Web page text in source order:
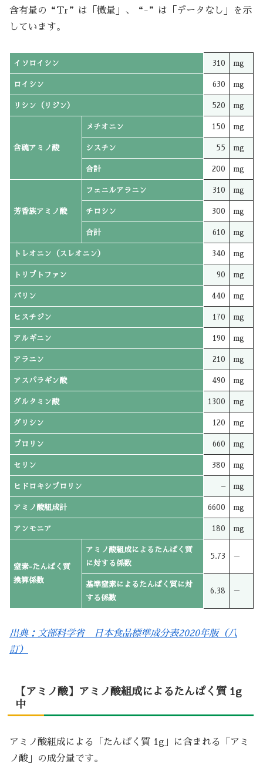
含有量の“Tr”は「微量」、“-”は「データなし」を示
しています。
イソロイシン 310 mg
ロイシン 630 mg
リシン（リジン） 520 mg
含硫アミノ酸
メチオニン 150 mg
シスチン 55 mg
合計 200 mg
芳香族アミノ酸
フェニルアラニン 310 mg
チロシン 300 mg
合計 610 mg
トレオニン（スレオニン） 340 mg
トリプトファン 90 mg
バリン 440 mg
ヒスチジン 170 mg
アルギニン 190 mg
アラニン 210 mg
アスパラギン酸 490 mg
グルタミン酸 1300 mg
グリシン 120 mg
プロリン 660 mg
セリン 380 mg
ヒドロキシプロリン – mg
アミノ酸組成計 6600 mg
アンモニア 180 mg
窒素-たんぱく質
換算係数
アミノ酸組成によるたんぱく質
に対する係数
5.73 －
基準窒素によるたんぱく質に対
する係数
6.38 －
出典：文部科学省 日本食品標準成分表2020年版（八
訂）
【アミノ酸】アミノ酸組成によるたんぱく質 1g
中
アミノ酸組成による「たんぱく質 1g」に含まれる「アミ
ノ酸」の成分量です。